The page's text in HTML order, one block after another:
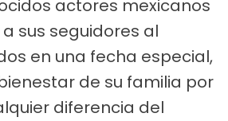
actores mexicanos
sus seguidores al
en una fecha especial,
de su familia por
diferencia del